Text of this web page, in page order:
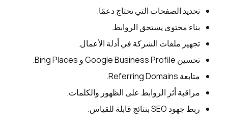
تحديد الصفحات التي تحتاج دعمًا.
بناء محتوى يستحق الروابط.
تجهيز ملفات الشركة في أدلة الأعمال.
تحسين Google Business Profile و Bing Places.
متابعة Referring Domains.
مراقبة أثر الروابط على الظهور والكلمات.
ربط جهود SEO بنتائج قابلة للقياس.